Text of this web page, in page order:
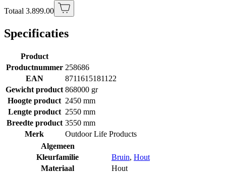
Totaal 3.899.00
Specificaties
Product
Productnummer 258686
EAN
8711615181122
Gewicht product 868000 gr
Hoogte product 2450 mm
Lengte product 2550 mm
Breedte product 3550 mm
Merk
Outdoor Life Products
Algemeen
Kleurfamilie
Bruin, Hout
Materiaal
Hout